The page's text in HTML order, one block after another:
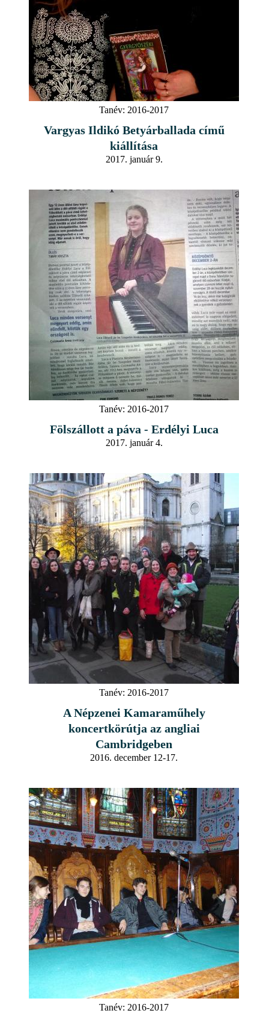
Tanév: 2016-2017
Vargyas Ildikó Betyárballada című
kiállítása
2017. január 9.
Tanév: 2016-2017
Fölszállott a páva - Erdélyi Luca
2017. január 4.
Tanév: 2016-2017
A Népzenei Kamaraműhely
koncertkörútja az angliai
Cambridgeben
2016. december 12-17.
Tanév: 2016-2017